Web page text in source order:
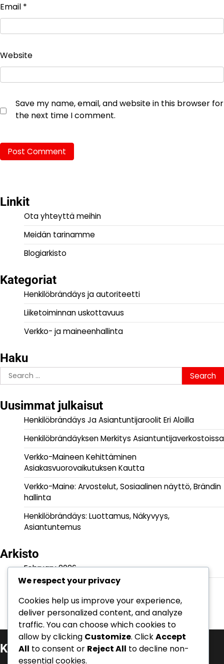
Email *
Website
Save my name, email, and website in this browser for
the next time I comment.
Linkit
Ota yhteyttä meihin
Meidän tarinamme
Blogiarkisto
Kategoriat
Henkilöbrändäys ja autoriteetti
Liiketoiminnan uskottavuus
Verkko- ja maineenhallinta
Haku
Search
for:
Uusimmat julkaisut
Henkilöbrändäys Ja Asiantuntijaroolit Eri Aloilla
Henkilöbrändäyksen Merkitys Asiantuntijaverkostoissa
Verkko-Maineen Kehittäminen
Asiakasvuorovaikutuksen Kautta
Verkko-Maine: Arvostelut, Sosiaalinen näyttö, Brändin
hallinta
Henkilöbrändäys: Luottamus, Näkyvyys,
Asiantuntemus
Arkisto
February 2026
January 2026
Kategoriat
We respect your privacy
Cookies help us improve your experience,
deliver personalized content, and analyze
traffic. You can choose which cookies to
allow by clicking Customize. ClickAccept
All to consent or Reject All to decline non-
essential cookies.